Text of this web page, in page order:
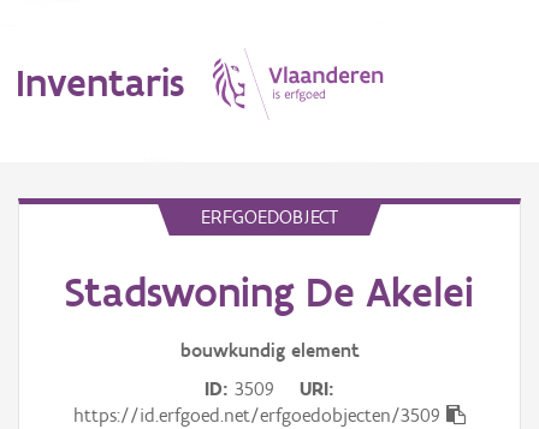
Inventaris
Erfgoedobject
ERFGOEDOBJECT
Stadswoning De Akelei
bouwkundig element
ID 3509
URI
https://id.erfgoed.net/erfgoedobjecten/3509